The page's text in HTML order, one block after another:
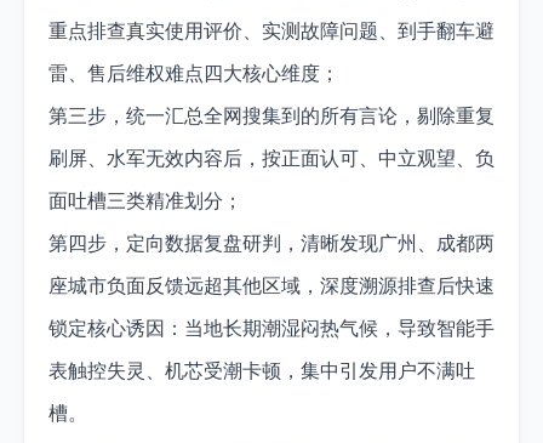
重点排查真实使用评价、实测故障问题、到手翻车避
雷、售后维权难点四大核心维度；
第三步，统一汇总全网搜集到的所有言论，剔除重复
刷屏、水军无效内容后，按正面认可、中立观望、负
面吐槽三类精准划分；
第四步，定向数据复盘研判，清晰发现广州、成都两
座城市负面反馈远超其他区域，深度溯源排查后快速
锁定核心诱因：当地长期潮湿闷热气候，导致智能手
表触控失灵、机芯受潮卡顿，集中引发用户不满吐
槽。